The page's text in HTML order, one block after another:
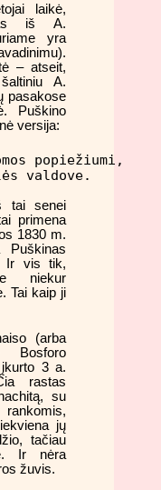
laikė,
iš A.
yra
– atseit,
A.
pasakose
Puškino
versija:
popiežiumi,
valdove.
tai senei
primena
1830 m.
Puškinas
Ir vis tik,
niekur
Tai kaip ji
(arba
Bosforo
3 a.
rastas
su
jų
tačiau
Ir nėra
žuvis.